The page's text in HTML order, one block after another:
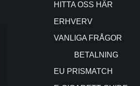
HITTA OSS HÄR
ERHVERV
VANLIGA FRÅGOR
BETALNING
EU PRISMATCH